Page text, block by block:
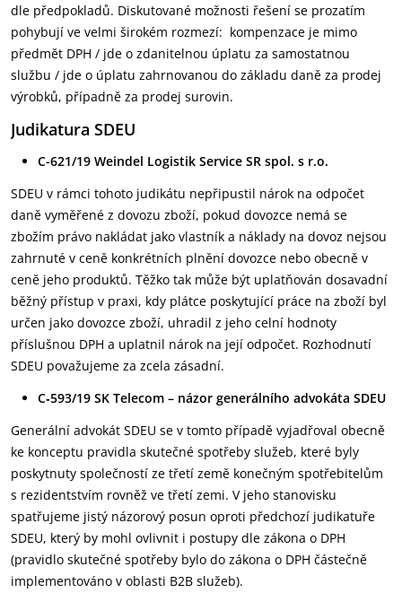
dle předpokladů. Diskutované možnosti řešení se prozatím
pohybují ve velmi širokém rozmezí: kompenzace je mimo
předmět DPH / jde o zdanitelnou úplatu za samostatnou
službu / jde o úplatu zahrnovanou do základu daně za prodej
výrobků, případně za prodej surovin.
Judikatura SDEU
C-621/19 Weindel Logistik Service SR spol. s r.o.
SDEU v rámci tohoto judikátu nepřipustil nárok na odpočet
daně vyměřené z dovozu zboží, pokud dovozce nemá se
zbožím právo nakládat jako vlastník a náklady na dovoz nejsou
zahrnuté v ceně konkrétních plnění dovozce nebo obecně v
ceně jeho produktů. Těžko tak může být uplatňován dosavadní
běžný přístup v praxi, kdy plátce poskytující práce na zboží byl
určen jako dovozce zboží, uhradil z jeho celní hodnoty
příslušnou DPH a uplatnil nárok na její odpočet. Rozhodnutí
SDEU považujeme za zcela zásadní.
C‑593/19 SK Telecom – názor generálního advokáta SDEU
Generální advokát SDEU se v tomto případě vyjadřoval obecně
ke konceptu pravidla skutečné spotřeby služeb, které byly
poskytnuty společností ze třetí země konečným spotřebitelům
s rezidentstvím rovněž ve třetí zemi. V jeho stanovisku
spatřujeme jistý názorový posun oproti předchozí judikatuře
SDEU, který by mohl ovlivnit i postupy dle zákona o DPH
(pravidlo skutečné spotřeby bylo do zákona o DPH částečně
implementováno v oblasti B2B služeb).